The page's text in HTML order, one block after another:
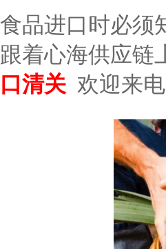
食品进口时必须
跟着心海供应链
口清关 欢迎来电